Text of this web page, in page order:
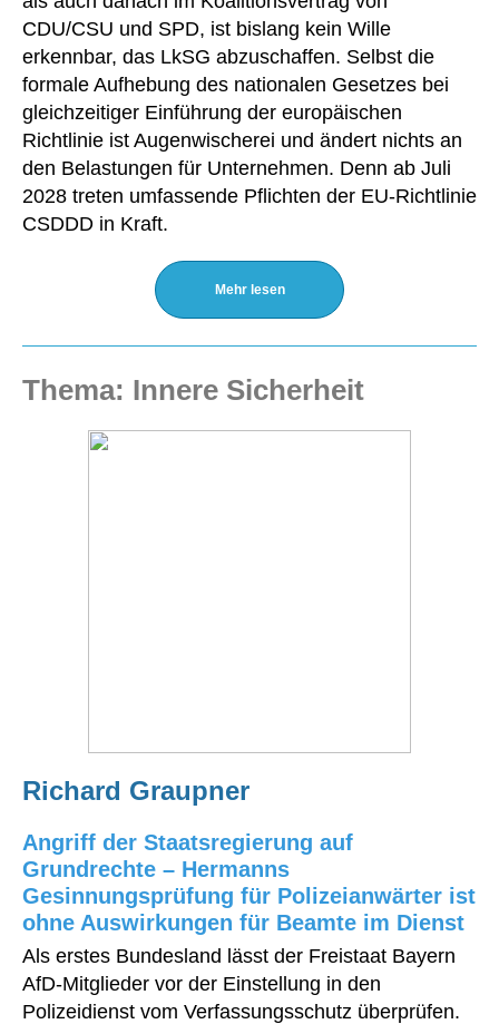
CDU/CSU und SPD, ist bislang kein Wille
erkennbar, das LkSG abzuschaffen. Selbst die
formale Aufhebung des nationalen Gesetzes bei
gleichzeitiger Einführung der europäischen
Richtlinie ist Augenwischerei und ändert nichts an
den Belastungen für Unternehmen. Denn ab Juli
2028 treten umfassende Pflichten der EU-Richtlinie
CSDDD in Kraft.
Mehr lesen
Thema: Innere Sicherheit
Richard Graupner
Angriff der Staatsregierung auf
Grundrechte – Hermanns
Gesinnungsprüfung für Polizeianwärter ist
ohne Auswirkungen für Beamte im Dienst
Als erstes Bundesland lässt der Freistaat Bayern
AfD-Mitglieder vor der Einstellung in den
Polizeidienst vom Verfassungsschutz überprüfen.